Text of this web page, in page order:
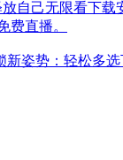
放自己无限看下载
费直播。
新姿势：轻松多选